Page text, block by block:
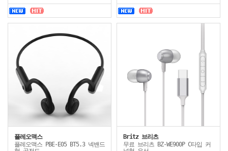
플레오맥스
플레오맥스 PBE-E05 BT5.3 넥밴드
Britz 브리츠
무료 브리츠 BZ-WE900P C타입 커